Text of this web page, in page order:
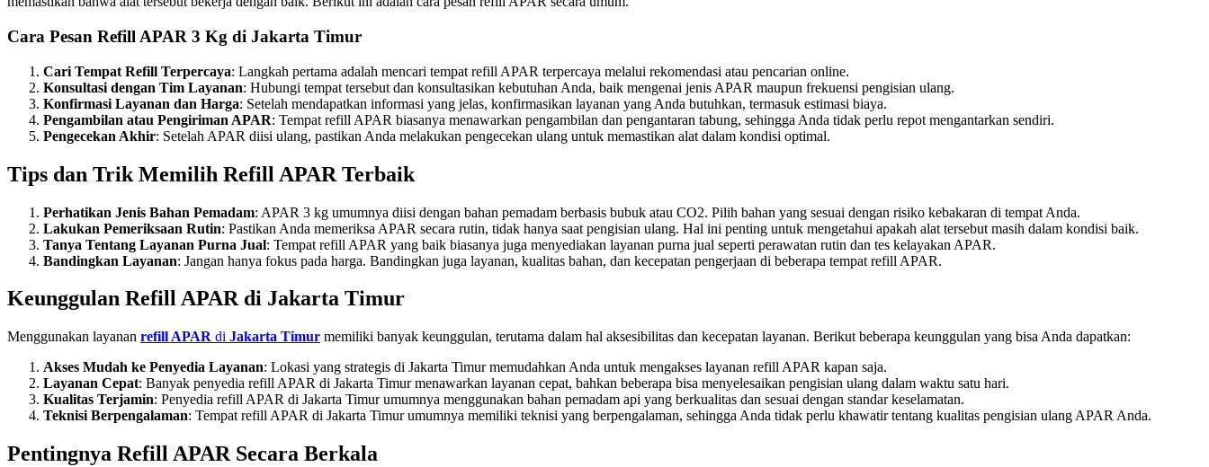
Cara Pesan Refill APAR 3 Kg di Jakarta Timur
Cari Tempat Refill Terpercaya: Langkah pertama adalah mencari tempat refill APAR terpercaya melalui rekomendasi atau pencarian online.
Konsultasi dengan Tim Layanan: Hubungi tempat tersebut dan konsultasikan kebutuhan Anda, baik mengenai jenis APAR maupun frekuensi pengisian ulang.
Konfirmasi Layanan dan Harga: Setelah mendapatkan informasi yang jelas, konfirmasikan layanan yang Anda butuhkan, termasuk estimasi biaya.
Pengambilan atau Pengiriman APAR: Tempat refill APAR biasanya menawarkan pengambilan dan pengantaran tabung, sehingga Anda tidak perlu repot mengantarkan sendiri.
Pengecekan Akhir: Setelah APAR diisi ulang, pastikan Anda melakukan pengecekan ulang untuk memastikan alat dalam kondisi optimal.
Tips dan Trik Memilih Refill APAR Terbaik
Perhatikan Jenis Bahan Pemadam: APAR 3 kg umumnya diisi dengan bahan pemadam berbasis bubuk atau CO2. Pilih bahan yang sesuai dengan risiko kebakaran di tempat Anda.
Lakukan Pemeriksaan Rutin: Pastikan Anda memeriksa APAR secara rutin, tidak hanya saat pengisian ulang. Hal ini penting untuk mengetahui apakah alat tersebut masih dalam kondisi baik.
Tanya Tentang Layanan Purna Jual: Tempat refill APAR yang baik biasanya juga menyediakan layanan purna jual seperti perawatan rutin dan tes kelayakan APAR.
Bandingkan Layanan: Jangan hanya fokus pada harga. Bandingkan juga layanan, kualitas bahan, dan kecepatan pengerjaan di beberapa tempat refill APAR.
Keunggulan Refill APAR di Jakarta Timur
Menggunakan layanan refill APAR di Jakarta Timur memiliki banyak keunggulan, terutama dalam hal aksesibilitas dan kecepatan layanan. Berikut beberapa keunggulan yang bisa Anda dapatkan:
Akses Mudah ke Penyedia Layanan: Lokasi yang strategis di Jakarta Timur memudahkan Anda untuk mengakses layanan refill APAR kapan saja.
Layanan Cepat: Banyak penyedia refill APAR di Jakarta Timur menawarkan layanan cepat, bahkan beberapa bisa menyelesaikan pengisian ulang dalam waktu satu hari.
Kualitas Terjamin: Penyedia refill APAR di Jakarta Timur umumnya menggunakan bahan pemadam api yang berkualitas dan sesuai dengan standar keselamatan.
Teknisi Berpengalaman: Tempat refill APAR di Jakarta Timur umumnya memiliki teknisi yang berpengalaman, sehingga Anda tidak perlu khawatir tentang kualitas pengisian ulang APAR Anda.
Pentingnya Refill APAR Secara Berkala